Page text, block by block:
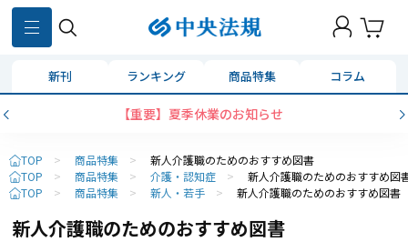
新刊 ランキング 商品特集 コラム
【重要】夏季休業のお知らせ
TOP > 商品特集 >
新人介護職のためのおすすめ図書
TOP
> 商品特集 > 介護・認知症 >
新人介護職のためのおすすめ図
TOP
> 商品特集 > 新人・若手 > 新人介護職のためのおすすめ図書
新人介護職のためのおすすめ図書